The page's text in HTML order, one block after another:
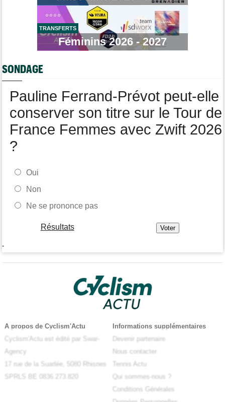
Jakobsen réagit à son transfert : "J'ai encore de la ressource"
Tour de Burgos
Oscar Onley : "Nous avons un groupe très solide..."
Tour de France Femmes
Horaires et chaînes… La diffusion de la 6e étape du Tour
Transfert
TRANSFERTS
Féminins 2026 - 2027
SONDAGE
Pauline Ferrand-Prévot peut-elle
conserver son titre sur le Tour de
France Femmes avec Zwift 2026
?
Oui
Non
Ne se prononce pas
Résultats
-
A propos de Cyclism'Actu
Cyclism'Actu est édité par Swar-
Agency
17 rue de la Suarlée, 5080 Rhisnes
SPRLS BE 0836.273.820
Informations supplémentaires
Devenir partenaire
Nous contacter
Tennis Actu
Qui sommes-nous ?
Conditions Générales